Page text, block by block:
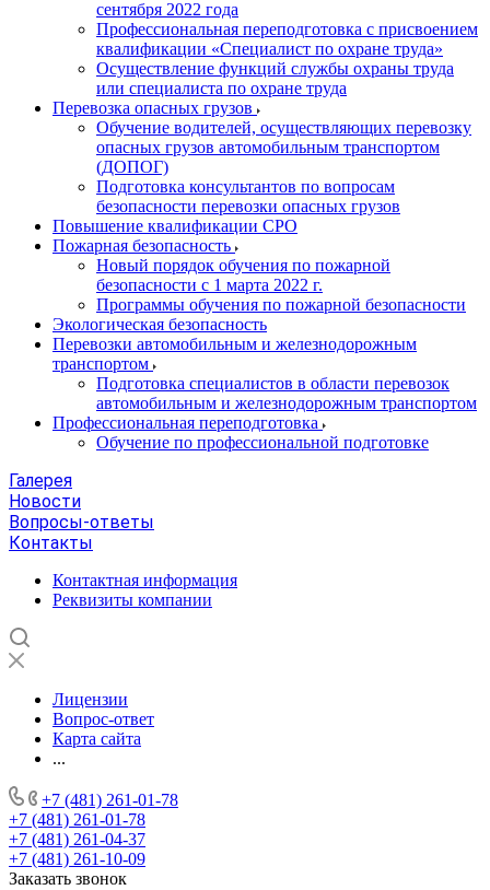
сентября 2022 года
Профессиональная переподготовка с присвоением
квалификации «Специалист по охране труда»
Осуществление функций службы охраны труда
или специалиста по охране труда
Перевозка опасных грузов
Обучение водителей, осуществляющих перевозку
опасных грузов автомобильным транспортом
(ДОПОГ)
Подготовка консультантов по вопросам
безопасности перевозки опасных грузов
Повышение квалификации СРО
Пожарная безопасность
Новый порядок обучения по пожарной
безопасности с 1 марта 2022 г.
Программы обучения по пожарной безопасности
Экологическая безопасность
Перевозки автомобильным и железнодорожным
транспортом
Подготовка специалистов в области перевозок
автомобильным и железнодорожным транспортом
Профессиональная переподготовка
Обучение по профессиональной подготовке
Галерея
Новости
Вопросы-ответы
Контакты
Контактная информация
Реквизиты компании
Лицензии
Вопрос-ответ
Карта сайта
...
+7 (481) 261-01-78
+7 (481) 261-01-78
+7 (481) 261-04-37
+7 (481) 261-10-09
Заказать звонок